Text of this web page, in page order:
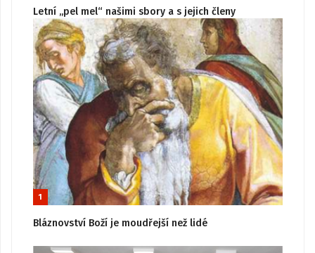
Letní „pel mel“ našimi sbory a s jejich členy
1
Bláznovství Boží je moudřejší než lidé